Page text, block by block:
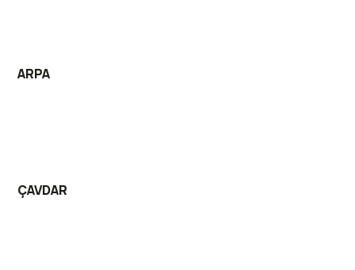
ARPA
ÇAVDAR